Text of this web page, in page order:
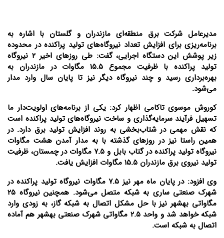
مدیرعامل شرکت برق منطقه‌ای مازندران و گلستان با اشاره به
برنامه‌ریزی برای افزایش تعداد نیروگاه‌های تولید پراکنده در محدوده
زیر پوشش این دستگاه اجرایی، گفت: طی روزهای اخیر ۲ نیروگاه
تولید پراکنده با ظرفیت مجموع ۱۵.۵ مگاوات در مازندران به
بهره‌برداری رسید و چند نیروگاه دیگر نیز تا پایان سال وارد مدار
می‌شود.
کوروش موسوی تاکامی اظهار کرد: یکی از برنامه‌های اولویت‌دار ما
تسهیل فرآیند سرمایه‌گذاری و ساخت نیروگاه‌های تولید پراکنده است
که نقش مهمی در شتاب‌بخشی به روند افزایش تولید برق دارد. در
همین راستا نیز در روزهای گذشته با به مدار آمدن هشت مگاوات
نیروگاه تولید پراکنده در گتاب بابل و ۷.۵ مگاوات در چمستان، ظرفیت
تولید نیروی برق مازندران ۱۵.۵ مگاوات افزایش یافت.
وی افزود: در پایان ماه مهر نیز ۷.۵ مگاوات نیروگاه تولید پراکنده در
شهرک صنعتی ساری به شبکه متصل می‌شود. همچنین نیروگاه ۲۵
مگاواتی بهشهر نیز با حل مشکل اتصال به شبکه گاز، به زودی وارد
شبکه خواهد شد و واحد ۲.۵ مگاواتی شهرک صنعتی بهشهر هم آماده
اتصال به شبکه است.